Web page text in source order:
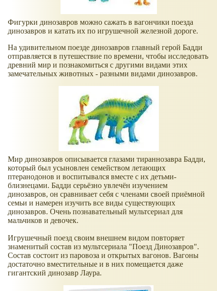
Фигурки динозавров можно сажать в вагончики поезда
динозавров и катать их по игрушечной железной дороге.
На удивительном поезде динозавров главный герой Бадди
отправляется в путешествие по времени, чтобы исследовать
древний мир и познакомиться с другими видами этих
замечательных животных - разными видами динозавров.
Мир динозавров описывается глазами тираннозавра Бадди,
который был усыновлен семейством летающих
птеранодонов и воспитывался вместе с их детьми-
близнецами. Бадди серьёзно увлечён изучением
динозавров, он сравнивает себя с членами своей приёмной
семьи и намерен изучить все виды существующих
динозавров. Очень познавательный мультсериал для
мальчиков и девочек.
Игрушечный поезд своим внешнем видом повторяет
знаменитый состав из мультсериала "Поезд Динозавров".
Состав состоит из паровоза и открытых вагонов. Вагоны
достаточно вместительные и в них помещается даже
гигантский динозавр Лаура.